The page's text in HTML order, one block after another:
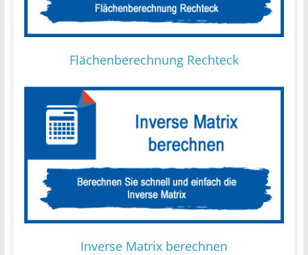
Flächenberechnung Rechteck
Inverse Matrix berechnen